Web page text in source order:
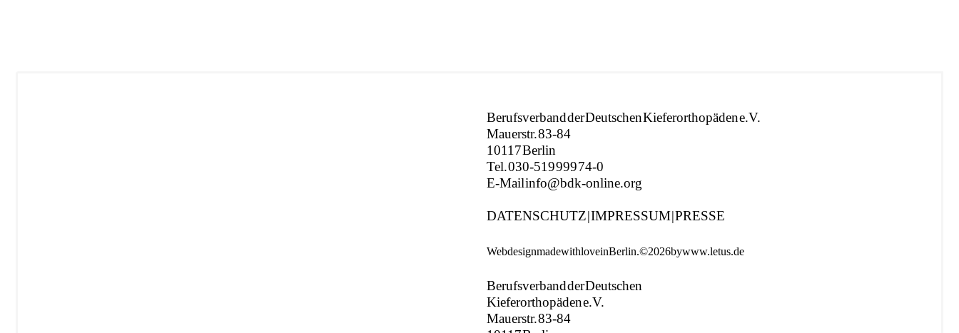
Berufsverband der Deutschen Kieferorthopäden e.V.
Mauerstr. 83-84
10117 Berlin
Tel.030-519 999 74-0
E-Mailinfo@bdk-online.org
DATENSCHUTZ|IMPRESSUM|PRESSE
Webdesign made with love in Berlin. © 2026 bywww.letus.de
Berufsverband der Deutschen
Kieferorthopäden e.V.
Mauerstr. 83-84